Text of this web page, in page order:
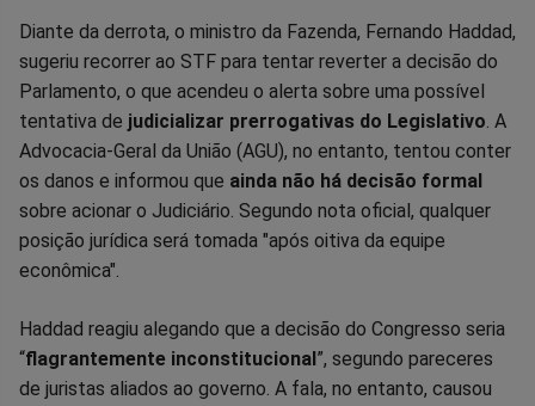
Diante da derrota, o ministro da Fazenda, Fernando Haddad,
sugeriu recorrer ao STF para tentar reverter a decisão do
Parlamento, o que acendeu o alerta sobre uma possível
tentativa de judicializar prerrogativas do Legislativo. A
Advocacia-Geral da União (AGU), no entanto, tentou conter
os danos e informou que ainda não há decisão formal
sobre acionar o Judiciário. Segundo nota oficial, qualquer
posição jurídica será tomada "após oitiva da equipe
econômica".
Haddad reagiu alegando que a decisão do Congresso seria
“flagrantemente inconstitucional”, segundo pareceres
de juristas aliados ao governo. A fala, no entanto, causou